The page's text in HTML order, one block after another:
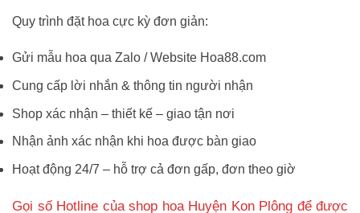
Quy trình đặt hoa cực kỳ đơn giản:
Gửi mẫu hoa qua Zalo / Website Hoa88.com
Cung cấp lời nhắn & thông tin người nhận
Shop xác nhận – thiết kế – giao tận nơi
Nhận ảnh xác nhận khi hoa được bàn giao
Hoạt động 24/7 – hỗ trợ cả đơn gấp, đơn theo giờ
Gọi số Hotline của shop hoa Huyện Kon Plông để được